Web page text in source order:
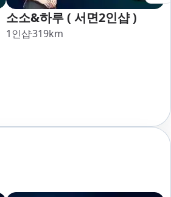
소소&하루 ( 서면2인샵 )
1인샵319km